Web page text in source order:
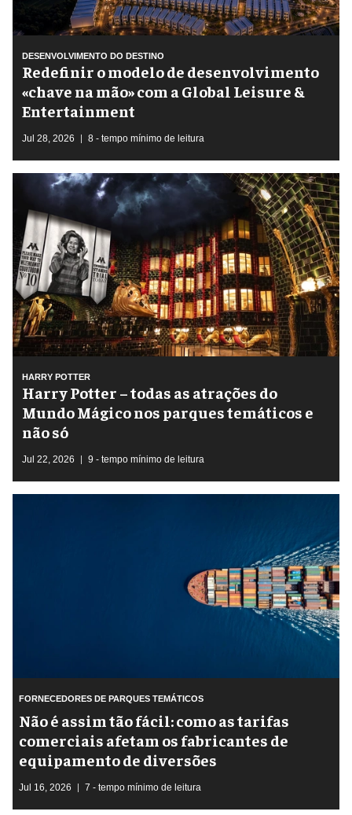
DESENVOLVIMENTO DO DESTINO
​Redefinir o modelo de desenvolvimento
«chave na mão» com a Global Leisure &
Entertainment
Jul 28, 2026 8 - tempo mínimo de leitura
HARRY POTTER
Harry Potter – todas as atrações do
Mundo Mágico nos parques temáticos e
não só
Jul 22, 2026 9 - tempo mínimo de leitura
FORNECEDORES DE PARQUES TEMÁTICOS
Não é assim tão fácil: como as tarifas
comerciais afetam os fabricantes de
equipamento de diversões
Jul 16, 2026 7 - tempo mínimo de leitura